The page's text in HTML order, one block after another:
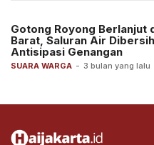
SUARA WARGA - 3 bulan yang lalu
Gotong Royong Berlanjut
Barat, Saluran Air
Antisipasi Genangan